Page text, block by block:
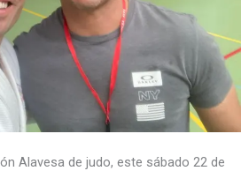
Alavesa de judo, este sábado 22 de